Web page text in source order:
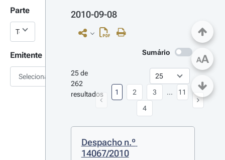
Parte
Emitente
Selecionar
2010-09-08
Sumário
25 de
262
resultados
1 2
3
4
... 11
Despacho n.º
14067/2010
AA